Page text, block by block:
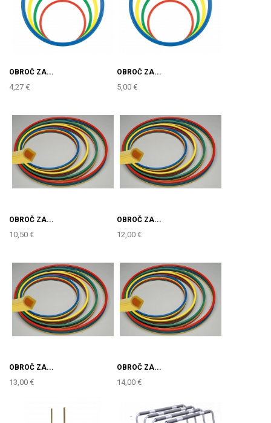
OBROČ ZA...
4,27 €
OBROČ ZA...
5,00 €
OBROČ ZA...
10,50 €
OBROČ ZA...
12,00 €
OBROČ ZA...
13,00 €
OBROČ ZA...
14,00 €